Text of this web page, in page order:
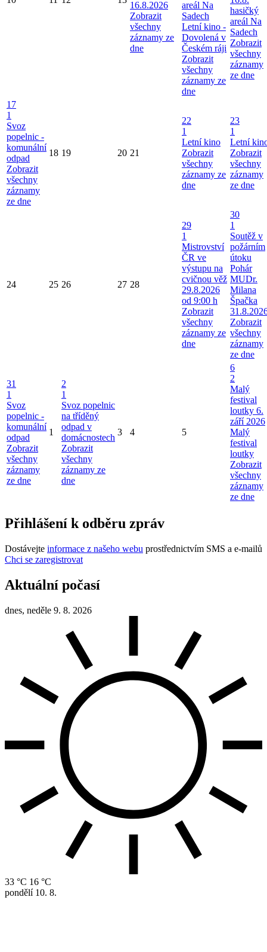
16.8.2026
Zobrazit
všechny
záznamy ze
dne
areál Na
Sadech
Letní kino -
Dovolená v
Českém ráji
Zobrazit
všechny
záznamy ze
dne
hasičký
areál Na
Sadech
Zobrazit
všechny
záznamy
ze dne
17
1
Svoz
popelnic -
komunální
odpad
Zobrazit
všechny
záznamy
ze dne
18 19 20 21
22
1
Letní kino
Zobrazit
všechny
záznamy ze
dne
23
1
Letní
Zobrazit
všechny
záznamy
ze dne
24 25 26 27 28
29
1
Mistrovství
ČR ve
výstupu na
cvičnou věž
29.8.2026
od 9:00 h
Zobrazit
všechny
záznamy ze
dne
30
1
Soutěž v
požárním
útoku
Pohár
MUDr.
Milana
Špačka
Zobrazit
všechny
záznamy
ze dne
31
1
Svoz
popelnic -
komunální
odpad
Zobrazit
všechny
záznamy
ze dne
1
2
1
Svoz popelnic
na tříděný
odpad v
domácnostech
Zobrazit
všechny
záznamy ze
dne
3 4 5
6
2
Malý
festival
loutky 6.
září 2026
Malý
festival
loutky
Zobrazit
všechny
záznamy
ze dne
Přihlášení k odběru zpráv
Dostávejte informace z našeho webu prostřednictvím SMS a e-mailů
Chci se zaregistrovat
Aktuální počasí
dnes, neděle 9. 8. 2026
33 °C 16 °C
pondělí 10. 8.